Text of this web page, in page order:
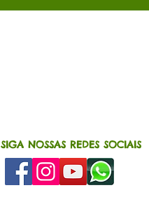
SIGA NOSSAS REDES SOCIAIS